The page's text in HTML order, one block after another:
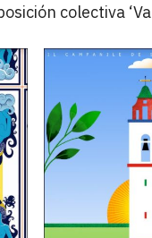
colectiva